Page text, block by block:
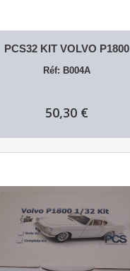
PCS32 KIT VOLVO P1800
Réf: B004A
50,30 €